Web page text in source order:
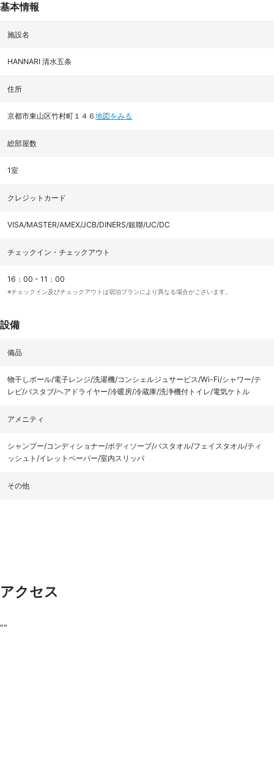
基本情報
施設名
HANNARI 清水五条
住所
京都市東山区竹村町１４６地図をみる
総部屋数
1室
クレジットカード
VISA/MASTER/AMEX/JCB/DINERS/銀聯/UC/DC
チェックイン・チェックアウト
16：00 - 11：00
※チェックイン及びチェックアウトは宿泊プランにより異なる場合がございます。
設備
備品
物干しポール/電子レンジ/洗濯機/コンシェルジュサービス/Wi-Fi/シャワー/テ
レビ/バスタブ/ヘアドライヤー/冷暖房/冷蔵庫/洗浄機付トイレ/電気ケトル
アメニティ
シャンプー/コンディショナー/ボディソープ/バスタオル/フェイスタオル/ティ
ッシュト/イレットペーパー/室内スリッパ
その他
アクセス
""